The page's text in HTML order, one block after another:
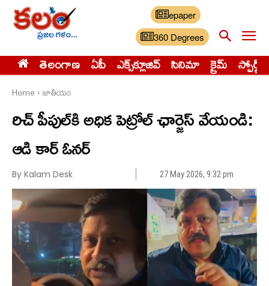
epaper
360 Degrees
తెలంగాణ ఏపీ ఎక్స్‌క్లూజివ్‌ సినిమా క్రైమ్ స్పోర్ట్స్
Home జాతీయం
రిచ్ పీపుల్‌కి అధిక పెట్రోల్ ఛార్జెస్ వేయండి:
ఆడి కార్ ఓనర్
By Kalam Desk 27 May 2026, 9:32 pm